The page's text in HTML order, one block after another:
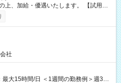
加給・優遇いたします。 【試用期
社
最大15時間/日 ＜1週間の勤務例＞週3回